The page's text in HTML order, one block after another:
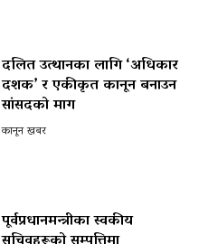
दलित उत्थानका लागि ‘अधिकार
दशक’ र एकीकृत कानून बनाउन
सांसदको माग
कानून खबर
पूर्वप्रधानमन्त्रीका स्वकीय